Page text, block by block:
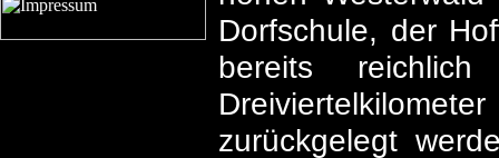
Dorfschule, der
bereits
zurückgelegt